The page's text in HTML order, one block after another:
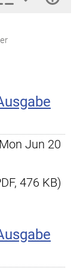
Jun 20
476 KB)